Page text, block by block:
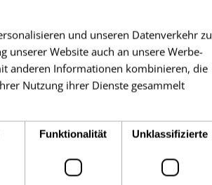
KLAPPKARTE FISCH
KLAPPKARTE QUER
DIPLOMATENFORMAT
3,00 €
und unseren Datenverkehr zu
unserer Website auch an unsere Werbe-
anderen Informationen kombinieren, die
Nutzung ihrer Dienste gesammelt
Funktionalität Unklassifizierte